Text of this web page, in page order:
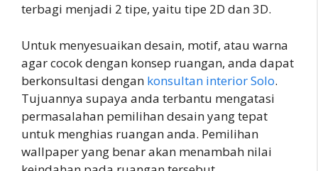
terbagi menjadi 2 tipe, yaitu tipe 2D dan 3D.
Untuk menyesuaikan desain, motif, atau warna
agar cocok dengan konsep ruangan, anda dapat
berkonsultasi dengan konsultan interior Solo.
Tujuannya supaya anda terbantu mengatasi
permasalahan pemilihan desain yang tepat
untuk menghias ruangan anda. Pemilihan
wallpaper yang benar akan menambah nilai